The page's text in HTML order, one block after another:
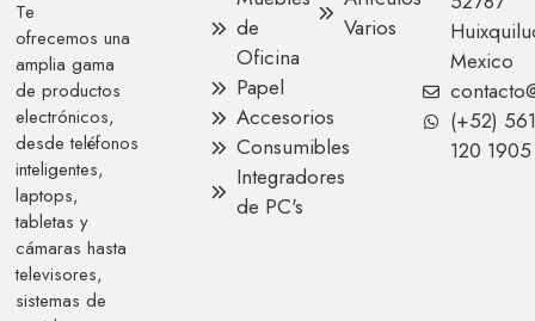
Te
ofrecemos una
amplia gama
de productos
electrónicos,
desde teléfonos
inteligentes,
laptops,
tabletas y
cámaras hasta
televisores,
sistemas de
de
Oficina
Papel
Accesorios
Consumibles
Integradores
de PC's
Varios
Mexico
(+52) 561
120 1905